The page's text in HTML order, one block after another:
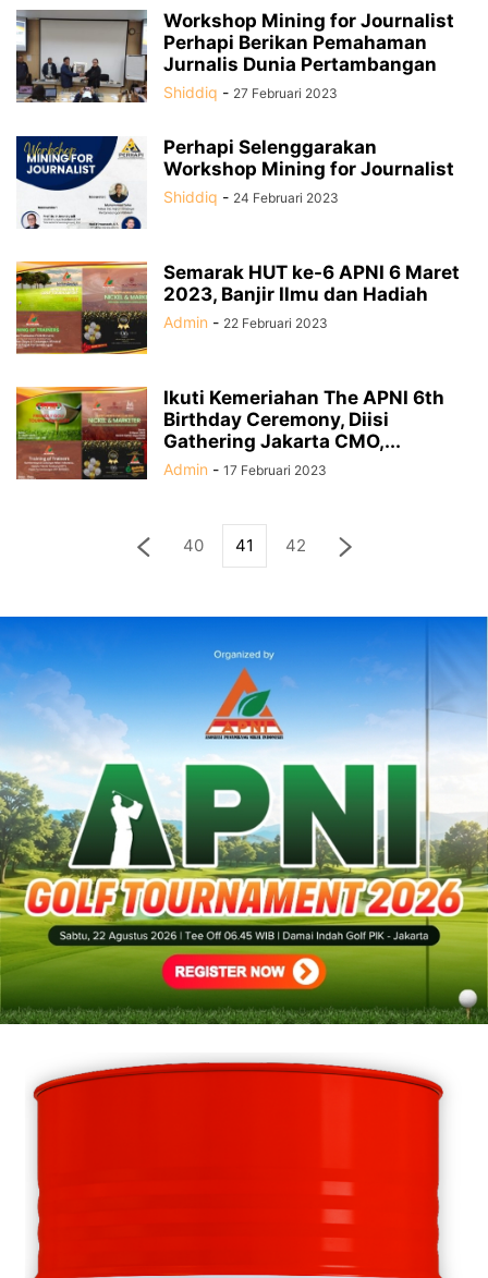
Workshop Mining for Journalist
Perhapi Berikan Pemahaman
Jurnalis Dunia Pertambangan
Shiddiq - 27 Februari 2023
Perhapi Selenggarakan
Workshop Mining for Journalist
Shiddiq - 24 Februari 2023
Semarak HUT ke-6 APNI 6 Maret
2023, Banjir Ilmu dan Hadiah
Admin - 22 Februari 2023
Ikuti Kemeriahan The APNI 6th
Birthday Ceremony, Diisi
Gathering Jakarta CMO,...
Admin - 17 Februari 2023
40 41 42